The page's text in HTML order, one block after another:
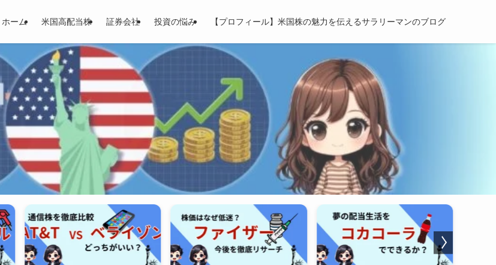
ホーム 米国高配当株 証券会社 投資の悩み 【プロフィール】米国株の魅力を伝えるサラリーマンのブログ